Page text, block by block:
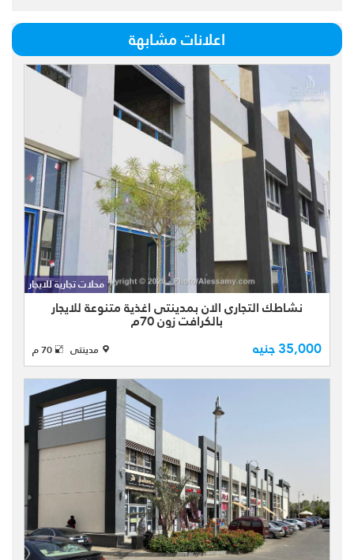
اعلانات مشابهة
بالكرافت زوون نشاط تجارى متنوع موقع
مميز يقع الكرافت زوون جنوب شرق
المدينة ويخدم المدينة بال ...
محلات تجارية للايجار
نشاطك التجارى الان بمدينتى اغذية متنوعة للايجار
بالكرافت زون 70م
35,000 جنيه مدينتى 70 م
بالسوق الشرقى بمدينتى بمنطقة
الكرافت زون بمساحة 70م المحل مقسم